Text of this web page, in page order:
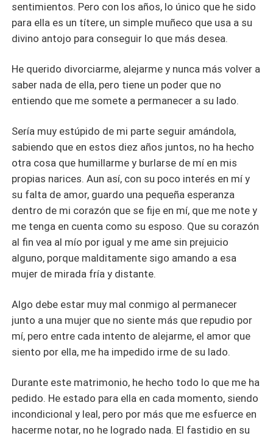
sentimientos. Pero con los años, lo único que he sido
para ella es un títere, un simple muñeco que usa a su
divino antojo para conseguir lo que más desea.
He querido divorciarme, alejarme y nunca más volver a
saber nada de ella, pero tiene un poder que no
entiendo que me somete a permanecer a su lado.
Sería muy estúpido de mi parte seguir amándola,
sabiendo que en estos diez años juntos, no ha hecho
otra cosa que humillarme y burlarse de mí en mis
propias narices. Aun así, con su poco interés en mí y
su falta de amor, guardo una pequeña esperanza
dentro de mi corazón que se fije en mí, que me note y
me tenga en cuenta como su esposo. Que su corazón
al fin vea al mío por igual y me ame sin prejuicio
alguno, porque malditamente sigo amando a esa
mujer de mirada fría y distante.
Algo debe estar muy mal conmigo al permanecer
junto a una mujer que no siente más que repudio por
mí, pero entre cada intento de alejarme, el amor que
siento por ella, me ha impedido irme de su lado.
Durante este matrimonio, he hecho todo lo que me ha
pedido. He estado para ella en cada momento, siendo
incondicional y leal, pero por más que me esfuerce en
hacerme notar, no he logrado nada. El fastidio en su